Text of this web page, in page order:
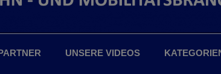
UNSERE VIDEOS